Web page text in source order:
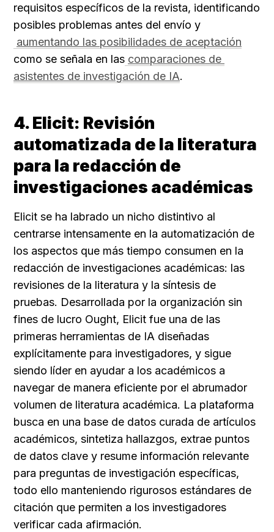
requisitos específicos de la revista, identificando
posibles problemas antes del envío y
aumentando las posibilidades de aceptación
como se señala en las comparaciones de
asistentes de investigación de IA.
4. Elicit: Revisión
automatizada de la literatura
para la redacción de
investigaciones académicas
Elicit se ha labrado un nicho distintivo al
centrarse intensamente en la automatización de
los aspectos que más tiempo consumen en la
redacción de investigaciones académicas: las
revisiones de la literatura y la síntesis de
pruebas. Desarrollada por la organización sin
fines de lucro Ought, Elicit fue una de las
primeras herramientas de IA diseñadas
explícitamente para investigadores, y sigue
siendo líder en ayudar a los académicos a
navegar de manera eficiente por el abrumador
volumen de literatura académica. La plataforma
busca en una base de datos curada de artículos
académicos, sintetiza hallazgos, extrae puntos
de datos clave y resume información relevante
para preguntas de investigación específicas,
todo ello manteniendo rigurosos estándares de
citación que permiten a los investigadores
verificar cada afirmación.